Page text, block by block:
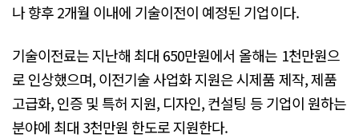
나 향후 2개월 이내에 기술이전이 예정된 기업이다.
기술이전료는 지난해 최대 650만원에서 올해는 1천만원으
로 인상했으며, 이전기술 사업화 지원은 시제품 제작, 제품
고급화, 인증 및 특허 지원, 디자인, 컨설팅 등 기업이 원하는
분야에 최대 3천만원 한도로 지원한다.